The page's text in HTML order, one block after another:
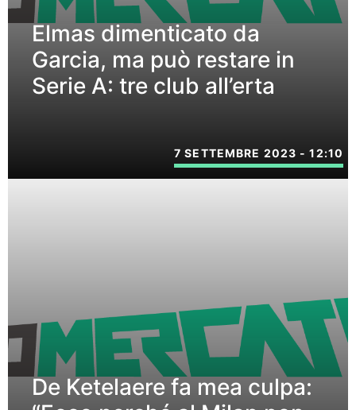
Elmas dimenticato da
Garcia, ma può restare in
Serie A: tre club all’erta
7 SETTEMBRE 2023 - 12:10
De Ketelaere fa mea culpa: